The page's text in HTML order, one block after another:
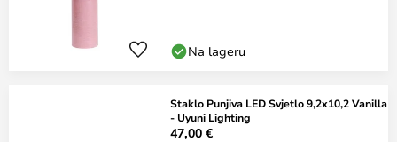
Na lageru
Staklo Punjiva LED Svjetlo 9,2x10,2 Vanilla
- Uyuni Lighting
47,00 €